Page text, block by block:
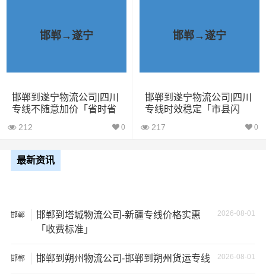
中丢失或损坏你的包裹，导致你的物品无法送达或受到损
出现延误，导致你的物品无法按时送达；
3、服务质量差：不靠谱的物流公司可能会提供劣质的服
等；
5、经济损失：如果你的包裹在运输过程中丢失或损坏，你
失。
邯郸→遂宁
邯郸到遂宁物流公司|四川
专线不随意加价「省时省
212 0
邯郸→遂宁
邯郸到遂宁物流公司|四川
专线时效稳定「市县闪
217 0
最新资讯
邯郸 2026-08-01
邯郸到塔城物流公司-新疆专线价格实惠
「收费标准」
邯郸 2026-08-01
邯郸到朔州物流公司-邯郸到朔州货运专线